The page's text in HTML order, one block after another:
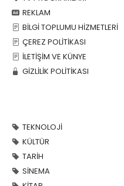
REKLAM
BİLGİ TOPLUMU HİZMETLERİ
ÇEREZ POLİTİKASI
İLETİŞİM VE KÜNYE
GİZLİLİK POLİTİKASI
TEKNOLOJİ
KÜLTÜR
TARİH
SİNEMA